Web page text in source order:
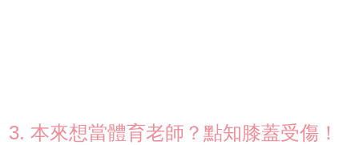
3. 本來想當體育老師？點知膝蓋受傷！